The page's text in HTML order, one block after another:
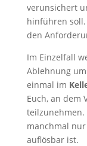
verunsichert
hinführen
den
Im Einzelfall
Ablehnung
einmal im
Euch, an dem
teilzunehmen.
manchmal
auflösbar ist.